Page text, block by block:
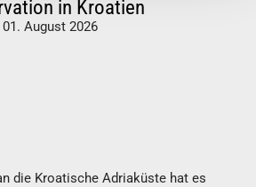
in Kroatien
01. August 2026
die Kroatische Adriaküste hat es